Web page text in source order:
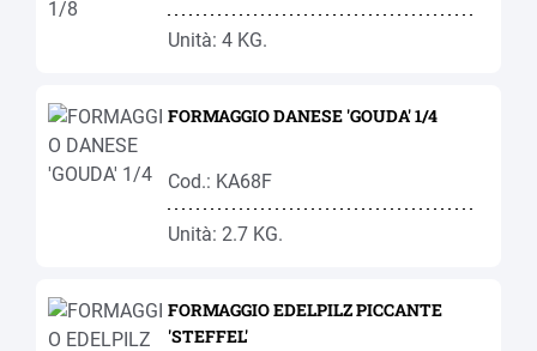
Unità: 4 KG.
FORMAGGIO DANESE 'GOUDA' 1/4
Cod.: KA68F
Unità: 2.7 KG.
FORMAGGIO EDELPILZ PICCANTE
'STEFFEL'